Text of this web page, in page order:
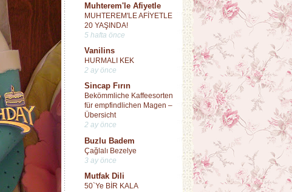
Muhterem'le Afiyetle
MUHTEREM'LE AFİYETLE
20 YAŞINDA!
5 hafta önce
Vanilins
HURMALI KEK
2 ay önce
Sincap Fırın
Bekömmliche Kaffeesorten
für empfindlichen Magen –
Übersicht
2 ay önce
Buzlu Badem
Çağlalı Bezelye
3 ay önce
Mutfak Dili
50`Ye BİR KALA